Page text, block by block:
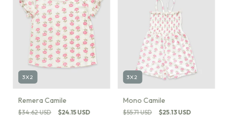
3X2
Remera Camile
$34.62 USD $24.15 USD
3X2
Mono Camile
$55.71 USD $25.13 USD